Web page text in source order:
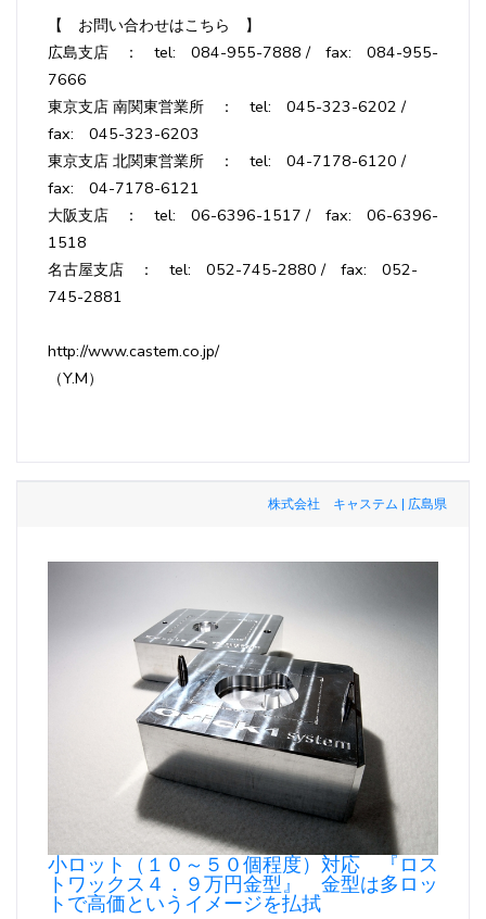
【 お問い合わせはこちら 】
広島支店 ： tel: 084-955-7888 / fax: 084-955-
7666
東京支店 南関東営業所 ： tel: 045-323-6202 /
fax: 045-323-6203
東京支店 北関東営業所 ： tel: 04-7178-6120 /
fax: 04-7178-6121
大阪支店 ： tel: 06-6396-1517 / fax: 06-6396-
1518
名古屋支店 ： tel: 052-745-2880 / fax: 052-
745-2881
http://www.castem.co.jp/
（Y.M）
株式会社 キャステム | 広島県
小ロット（１０～５０個程度）対応 『ロス
トワックス４．９万円金型』 金型は多ロッ
トで高価というイメージを払拭